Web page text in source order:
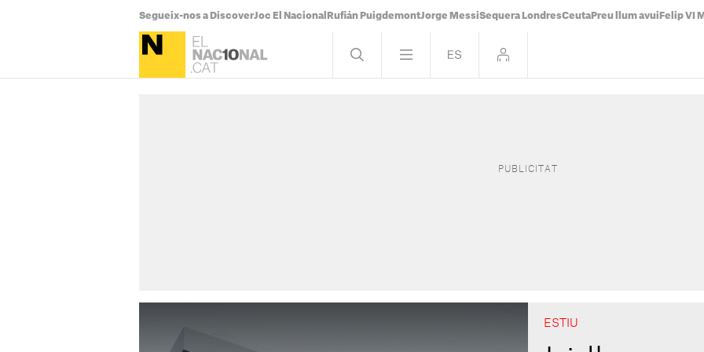
Segueix-nos a DiscoverJoc El Nacional Rufián PuigdemontJorge MessiSequera LondresCeuta Preu llum avui Felip VI
ESTIU